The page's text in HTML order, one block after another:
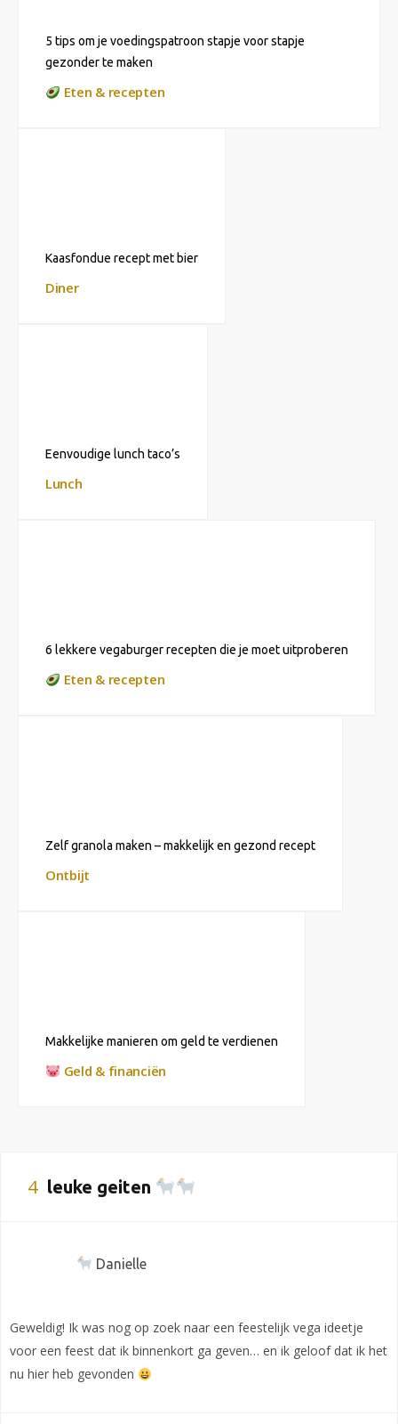
5 tips om je voedingspatroon stapje voor stapje
gezonder te maken
Eten & recepten
Kaasfondue recept met bier
Diner
Eenvoudige lunch taco’s
Lunch
6 lekkere vegaburger recepten die je moet uitproberen
Eten & recepten
Zelf granola maken – makkelijk en gezond recept
Ontbijt
Makkelijke manieren om geld te verdienen
Geld & financiën
4 leuke geiten
Danielle
Geweldig! Ik was nog op zoek naar een feestelijk vega ideetje
voor een feest dat ik binnenkort ga geven… en ik geloof dat ik het
nu hier heb gevonden